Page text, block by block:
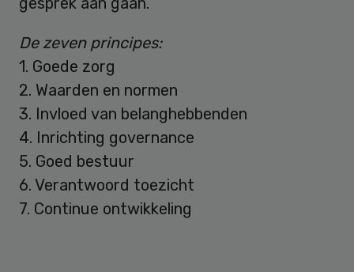
De zeven principes:
1. Goede zorg
2. Waarden en normen
3. Invloed van belanghebbenden
4. Inrichting governance
5. Goed bestuur
6. Verantwoord toezicht
7. Continue ontwikkeling